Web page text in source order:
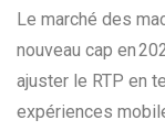
Le marché des
nouveau cap en
ajuster le RTP en
expériences